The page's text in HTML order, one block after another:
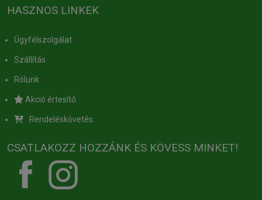
HASZNOS LINKEK
Ügyfélszolgálat
Szállítás
Rólunk
Akció értesítő
Rendeléskövetés
CSATLAKOZZ HOZZÁNK ÉS KÖVESS MINKET!